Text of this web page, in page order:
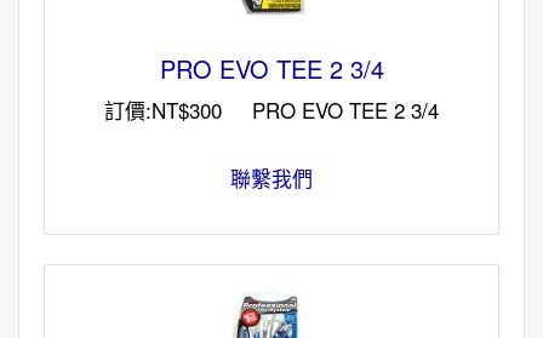
PRO EVO TEE 2 3/4
訂價:NT$300 PRO EVO TEE 2 3/4
聯繫我們